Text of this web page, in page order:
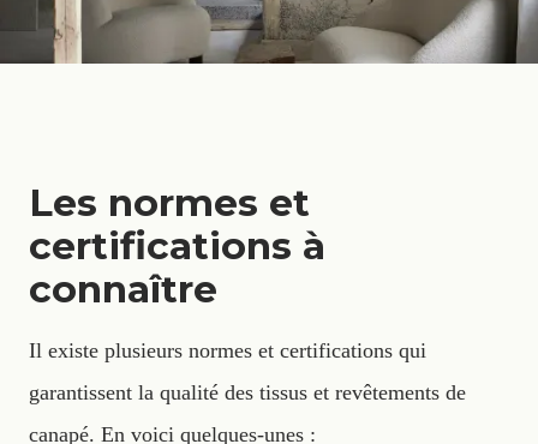
Les normes et
certifications à
connaître
Il existe plusieurs normes et certifications qui
garantissent la qualité des tissus et revêtements de
canapé. En voici quelques-unes :